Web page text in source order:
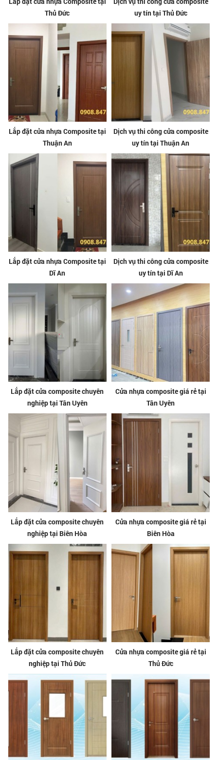
Thủ Đức
uy tín tại Thủ Đức
Lắp đặt cửa nhựa Composite tại
Thuận An
Dịch vụ thi công cửa composite
uy tín tại Thuận An
Lắp đặt cửa nhựa Composite tại
Dĩ An
Dịch vụ thi công cửa composite
uy tín tại Dĩ An
Lắp đặt cửa composite chuyên
nghiệp tại Tân Uyên
Cửa nhựa composite giá rẻ tại
Tân Uyên
Lắp đặt cửa composite chuyên
nghiệp tại Biên Hòa
Cửa nhựa composite giá rẻ tại
Biên Hòa
Lắp đặt cửa composite chuyên
nghiệp tại Thủ Đức
Cửa nhựa composite giá rẻ tại
Thủ Đức